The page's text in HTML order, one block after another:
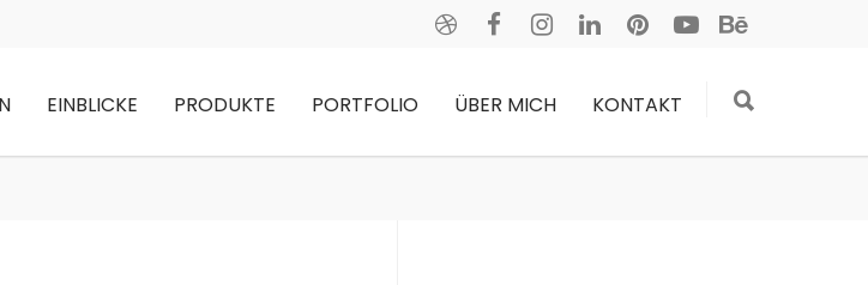
EINBLICKE PRODUKTE PORTFOLIO ÜBER MICH KONTAKT